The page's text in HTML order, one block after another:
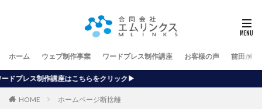
ホーム ウェブ制作事業 ワードプレス制作講座 お客様の声 前田が行
ちらをクリック▶
HOME ホームページ断捨離